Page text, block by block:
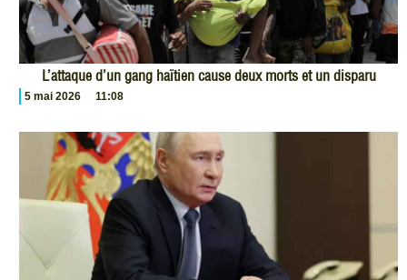
L’attaque d’un gang haïtien cause deux morts et un disparu
5 mai 2026 11:08